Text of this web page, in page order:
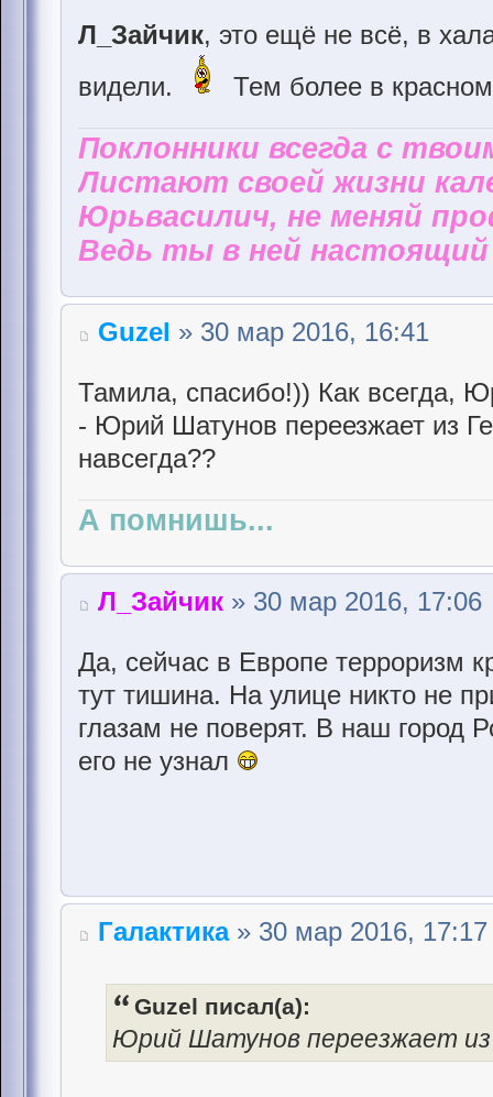
Л_Зайчик, это ещё не всё, в
видели.
Тем более в
Поклонники всегда с
Листают своей жизни
Юрьвасилич, не меняй
Ведь ты в ней настоящий
Guzel » 30 мар 2016, 16:41
Тамила, спасибо!)) Как всегда,
- Юрий Шатунов переезжает из
навсегда??
А помнишь...
Л_Зайчик » 30 мар 2016, 17:06
Да, сейчас в Европе терроризм
тут тишина. На улице никто не
глазам не поверят. В наш город
его не узнал
Галактика» 30 мар 2016, 17:17
Guzel писал(а):
Юрий Шатунов переезжает